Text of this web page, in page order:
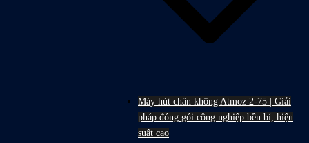
Máy hút chân không Atmoz 2-75 | Giải
pháp đóng gói công nghiệp bền bỉ, hiệu
suất cao